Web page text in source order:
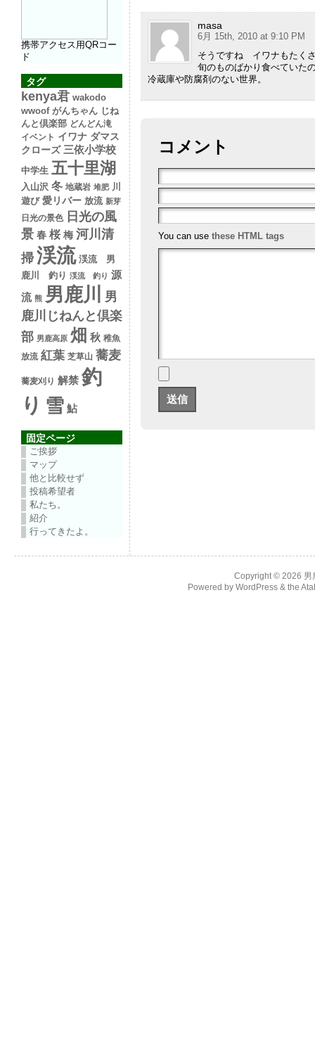
携帯アクセス用QRコー
ド
タグ
kenya君 wakodo
wwoof がんちゃん じね
んと倶楽部 どんどん滝
イベント イワナ ダマス
クローズ 三依小学校
中学生 五十里湖
入山沢 冬 地蔵岩 堆肥 川
遊び 愛リバー 放流 新芽
日光の景色
日光の風
景 春 桜 梅 河川清
掃渓流 渓流 男
鹿川 釣り 渓流 釣り 源
流 熊 男鹿川
男
鹿川じねんと倶楽
部 男鹿高原 畑 秋 稚魚
放流 紅葉 芝草山 蕎麦
蕎麦刈り 解禁 釣
り 雪 鮎
固定ページ
ご挨拶
マップ
他と比較せず
投稿希望者
私たち。
紹介
行ってきたよ。
masa
6月 15th, 2010 at 9:10 PM
そうですね イワナもたく
旬のものばかり食べていた
冷蔵庫や防腐剤のない世界。
コメント
You can use these HTML tags
Copyright © 2026 男
Powered by WordPress & the